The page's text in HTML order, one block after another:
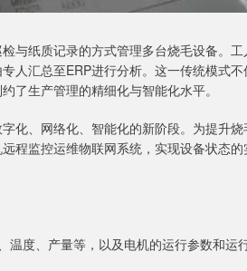
与纸质记录的方式管理多台烧毛设备。
人汇总至ERP进行分析。这一传统模式
了生产管理的精细化与智能化水平。
化、网络化、智能化的新阶段。为提升
程监控运维物联网系统，实现设备状态
温度、产量等，以及电机的运行参数和运